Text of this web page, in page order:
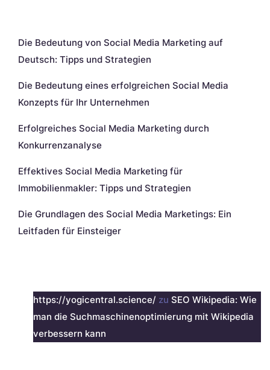
Die Bedeutung von Social Media Marketing auf
Deutsch: Tipps und Strategien
Die Bedeutung eines erfolgreichen Social Media
Konzepts für Ihr Unternehmen
Erfolgreiches Social Media Marketing durch
Konkurrenzanalyse
Effektives Social Media Marketing für
Immobilienmakler: Tipps und Strategien
Die Grundlagen des Social Media Marketings: Ein
Leitfaden für Einsteiger
https://yogicentral.science/ zu SEO Wikipedia: Wie
man die Suchmaschinenoptimierung mit Wikipedia
verbessern kann